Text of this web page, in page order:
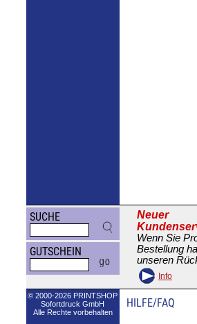
SUCHE
GUTSCHEIN
Neuer
Wenn Sie
Bestellung
unseren
Info
© 2000-2026 PRINTSHOP
Sofortdruck GmbH
Alle Rechte vorbehalten
HILFE/FAQ